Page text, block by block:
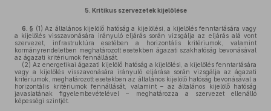
5. Kritikus szervezetek kijelölése
6. § (1) Az általános kijelölő hatóság a kijelölési, a kijelölés fenntartására vagy
a kijelölés visszavonására irányuló eljárás során vizsgálja az eljárás alá vont
szervezet, infrastruktúra esetében a horizontális kritériumok, valamint
kormányrendeletben meghatározott esetekben ágazati szakhatóság bevonásával
az ágazati kritériumok fennállását.
(2) Az energetikai ágazati kijelölő hatóság a kijelölési, a kijelölés fenntartására
vagy a kijelölés visszavonására irányuló eljárása során vizsgálja az ágazati
kritériumok, meghatározott esetekben az általános kijelölő hatóság bevonásával a
horizontális kritériumok fennállását, valamint – az általános kijelölő hatóság
javaslatának figyelembevételével – meghatározza a szervezet ellenálló
képességi szintjét.